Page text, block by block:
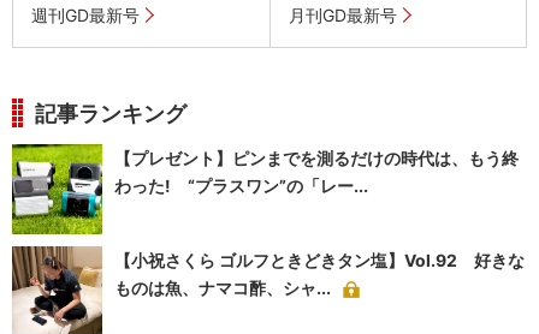
週刊GD最新号 月刊GD最新号
記事ランキング
【プレゼント】ピンまでを測るだけの時代は、もう終
わった! “プラスワン”の「レー...
【小祝さくら ゴルフときどきタン塩】Vol.92 好きな
ものは魚、ナマコ酢、シャ...